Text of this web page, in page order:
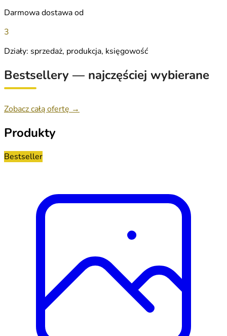
Darmowa dostawa od
3
Działy: sprzedaż, produkcja, księgowość
Bestsellery — najczęściej wybierane
Zobacz całą ofertę →
Produkty
Bestseller